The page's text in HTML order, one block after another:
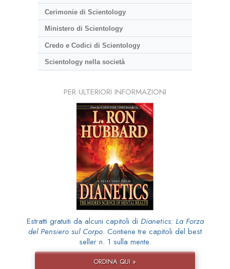
Cerimonie di Scientology
Ministero di Scientology
Credo e Codici di Scientology
Scientology nella società
PER ULTERIORI INFORMAZIONI
Estratti gratuiti da alcuni capitoli di Dianetics: La Forza
del Pensiero sul Corpo. Contiene tre capitoli del best
seller n. 1 sulla mente.
ORDINA QUI »